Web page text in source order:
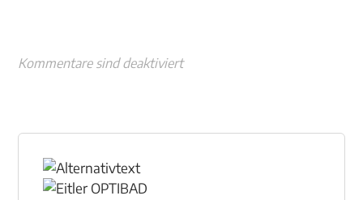
Kommentare sind deaktiviert